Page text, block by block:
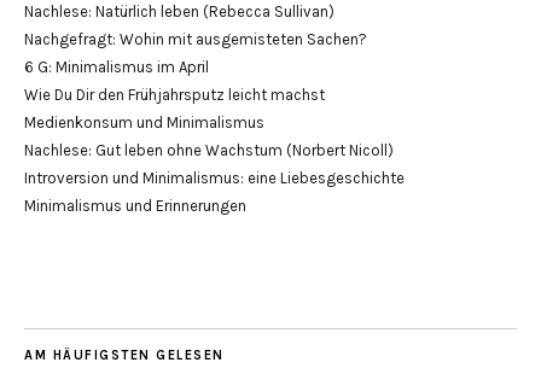
Nachlese: Natürlich leben (Rebecca Sullivan)
Nachgefragt: Wohin mit ausgemisteten Sachen?
6 G: Minimalismus im April
Wie Du Dir den Frühjahrsputz leicht machst
Medienkonsum und Minimalismus
Nachlese: Gut leben ohne Wachstum (Norbert Nicoll)
Introversion und Minimalismus: eine Liebesgeschichte
Minimalismus und Erinnerungen
AM HÄUFIGSTEN GELESEN